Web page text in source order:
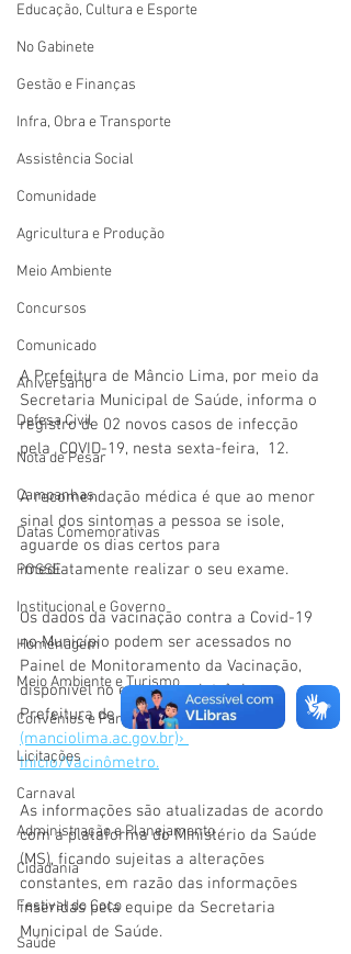
Educação, Cultura e Esporte
No Gabinete
Gestão e Finanças
Infra, Obra e Transporte
Assistência Social
Comunidade
Agricultura e Produção
Meio Ambiente
Concursos
Comunicado
Aniversário
Defesa Civil
Nota de Pesar
Campanhas
Datas Comemorativas
POSSE
Institucional e Governo
Homenagem
Meio Ambiente e Turismo
Convênios e Parcerias
Licitações
Carnaval
Administração e Planejamento
Cidadania
Festival do Coco
Saúde
A Prefeitura de Mâncio Lima, por meio da
Secretaria Municipal de Saúde, informa o
registro de 02 novos casos de infecção
pela  COVID-19, nesta sexta-feira,  12.
A recomendação médica é que ao menor
sinal dos sintomas a pessoa se isole,
aguarde os dias certos para
imediatamente realizar o seu exame.
Os dados da vacinação contra a Covid-19
no Município podem ser acessados no
Painel de Monitoramento da Vacinação,
disponível no endereço eletrônico:
Prefeitura de Mâncio Lima
(manciolima.ac.gov.br)›
Inicio/Vacinômetro.
As informações são atualizadas de acordo
com a plataforma do Ministério da Saúde
(MS), ficando sujeitas a alterações
constantes, em razão das informações
inseridas pela equipe da Secretaria
Municipal de Saúde.